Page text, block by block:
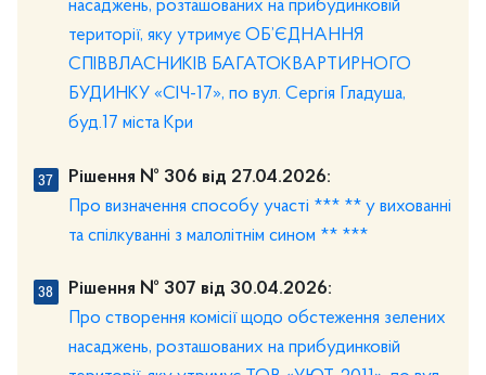
насаджень, розташованих на прибудинковій
території, яку утримує ОБ’ЄДНАННЯ
СПІВВЛАСНИКІВ БАГАТОКВАРТИРНОГО
БУДИНКУ «СІЧ-17», по вул. Сергія Гладуша,
буд.17 міста Кри
Рішення № 306 від 27.04.2026:
Про визначення способу участі *** ** у вихованні
та спілкуванні з малолітнім сином ** ***
Рішення № 307 від 30.04.2026:
Про створення комісії щодо обстеження зелених
насаджень, розташованих на прибудинковій